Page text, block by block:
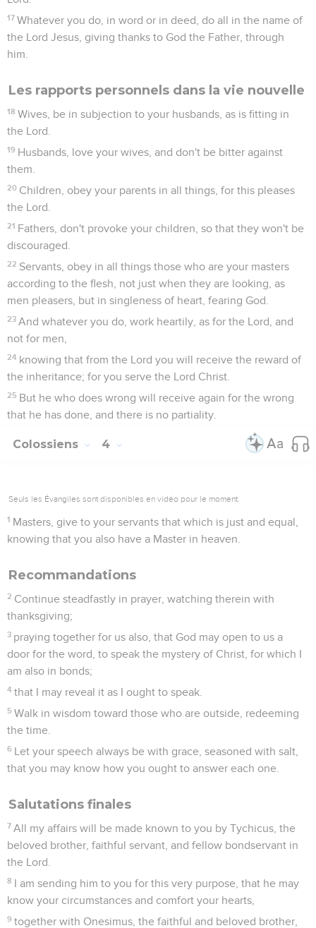
17 Whatever you do, in word or in deed, do all in the name of
the Lord Jesus, giving thanks to God the Father, through
him.
Les rapports personnels dans la vie nouvelle
18 Wives, be in subjection to your husbands, as is fitting in
the Lord.
19 Husbands, love your wives, and don't be bitter against
them.
20 Children, obey your parents in all things, for this pleases
the Lord.
21 Fathers, don't provoke your children, so that they won't be
discouraged.
22 Servants, obey in all things those who are your masters
according to the flesh, not just when they are looking, as
men pleasers, but in singleness of heart, fearing God.
23 And whatever you do, work heartily, as for the Lord, and
not for men,
24 knowing that from the Lord you will receive the reward of
the inheritance; for you serve the Lord Christ.
25 But he who does wrong will receive again for the wrong
that he has done, and there is no partiality.
Colossiens 4
Seuls les Évangiles sont disponibles en vidéo pour le moment.
1 Masters, give to your servants that which is just and equal,
knowing that you also have a Master in heaven.
Recommandations
2 Continue steadfastly in prayer, watching therein with
thanksgiving;
3 praying together for us also, that God may open to us a
door for the word, to speak the mystery of Christ, for which I
am also in bonds;
4 that I may reveal it as I ought to speak.
5 Walk in wisdom toward those who are outside, redeeming
the time.
6 Let your speech always be with grace, seasoned with salt,
that you may know how you ought to answer each one.
Salutations finales
7 All my affairs will be made known to you by Tychicus, the
beloved brother, faithful servant, and fellow bondservant in
the Lord.
8 I am sending him to you for this very purpose, that he may
know your circumstances and comfort your hearts,
9 together with Onesimus, the faithful and beloved brother,